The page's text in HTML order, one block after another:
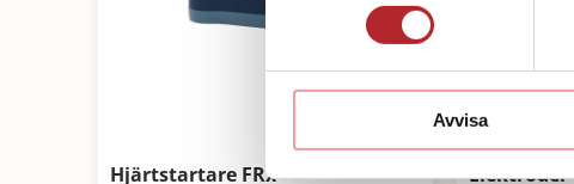
Avvisa
Hjärtstartare FRx